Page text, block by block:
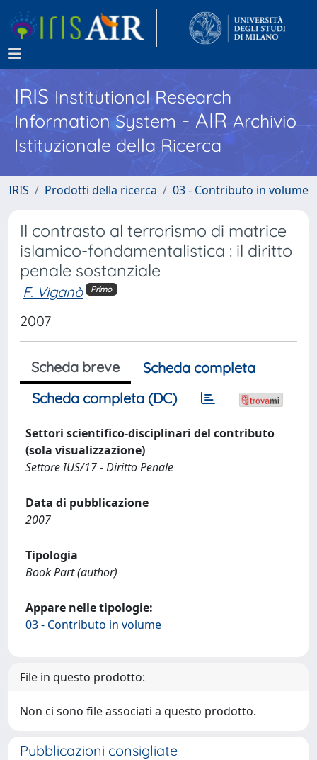
IRISInstitutional Research
Information System - AIR Archivio
Istituzionale della Ricerca
IRIS Prodotti della ricerca 03 - Contributo in volume
Il contrasto al terrorismo di matrice
islamico-fondamentalistica : il diritto
penale sostanziale
F. Viganò Primo
2007
Scheda breve
Scheda completa
Scheda completa (DC)
Settori scientifico-disciplinari del contributo
(sola visualizzazione)
Settore IUS/17 - Diritto Penale
Data di pubblicazione
2007
Tipologia
Book Part (author)
Appare nelle tipologie:
03 - Contributo in volume
File in questo prodotto:
Non ci sono file associati a questo prodotto.
Pubblicazioni consigliate